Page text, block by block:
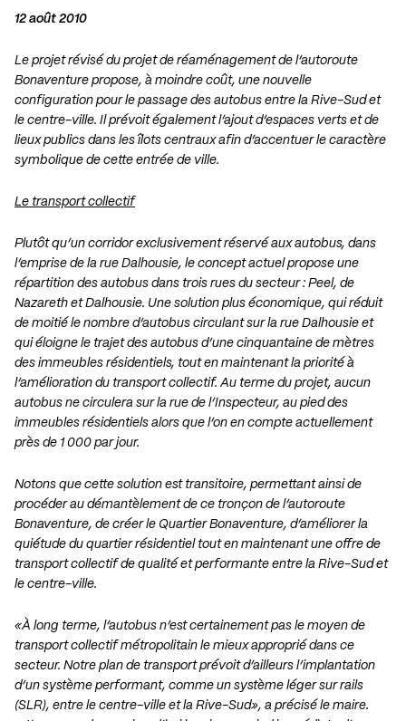
12 août 2010
Le projet révisé du projet de réaménagement de l’autoroute
Bonaventure propose, à moindre coût, une nouvelle
configuration pour le passage des autobus entre la Rive-Sud et
le centre-ville. Il prévoit également l’ajout d’espaces verts et de
lieux publics dans les îlots centraux afin d’accentuer le caractère
symbolique de cette entrée de ville.
Le transport collectif
Plutôt qu’un corridor exclusivement réservé aux autobus, dans
l’emprise de la rue Dalhousie, le concept actuel propose une
répartition des autobus dans trois rues du secteur : Peel, de
Nazareth et Dalhousie. Une solution plus économique, qui réduit
de moitié le nombre d’autobus circulant sur la rue Dalhousie et
qui éloigne le trajet des autobus d’une cinquantaine de mètres
des immeubles résidentiels, tout en maintenant la priorité à
l’amélioration du transport collectif. Au terme du projet, aucun
autobus ne circulera sur la rue de l’Inspecteur, au pied des
immeubles résidentiels alors que l’on en compte actuellement
près de 1 000 par jour.
Notons que cette solution est transitoire, permettant ainsi de
procéder au démantèlement de ce tronçon de l’autoroute
Bonaventure, de créer le Quartier Bonaventure, d’améliorer la
quiétude du quartier résidentiel tout en maintenant une offre de
transport collectif de qualité et performante entre la Rive-Sud et
le centre-ville.
«À long terme, l’autobus n’est certainement pas le moyen de
transport collectif métropolitain le mieux approprié dans ce
secteur. Notre plan de transport prévoit d’ailleurs l’implantation
d’un système performant, comme un système léger sur rails
(SLR), entre le centre-ville et la Rive-Sud», a précisé le maire.